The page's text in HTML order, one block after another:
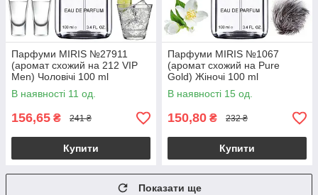
Парфуми MIRIS №27911
(аромат схожий на 212 VIP
Men) Чоловічі 100 ml
В наявності 11 од.
156,65 ₴ 241 ₴
Купити
Парфуми MIRIS №1067
(аромат схожий на Pure
Gold) Жіночі 100 ml
В наявності 15 од.
150,80 ₴ 232 ₴
Купити
Показати ще